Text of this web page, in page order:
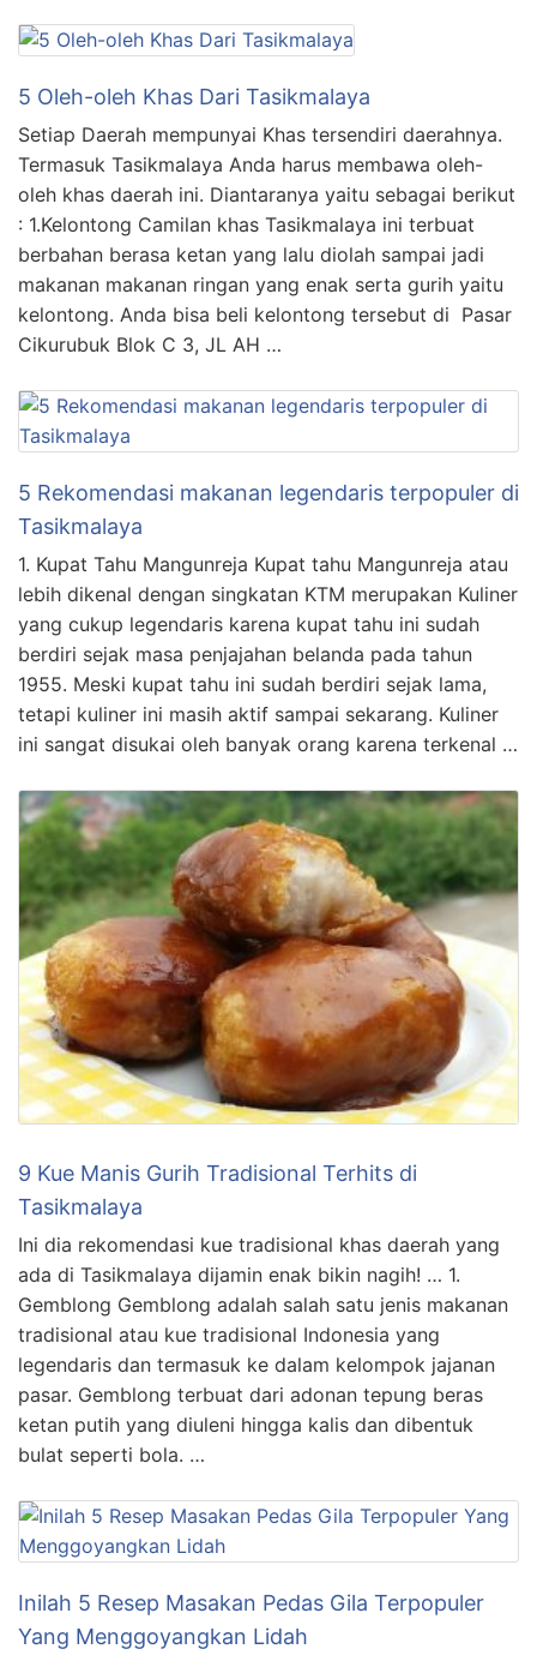
5 Oleh-oleh Khas Dari Tasikmalaya
Setiap Daerah mempunyai Khas tersendiri daerahnya.
Termasuk Tasikmalaya Anda harus membawa oleh-
oleh khas daerah ini. Diantaranya yaitu sebagai berikut
: 1.Kelontong Camilan khas Tasikmalaya ini terbuat
berbahan berasa ketan yang lalu diolah sampai jadi
makanan makanan ringan yang enak serta gurih yaitu
kelontong. Anda bisa beli kelontong tersebut di Pasar
Cikurubuk Blok C 3, JL AH …
5 Rekomendasi makanan legendaris terpopuler di
Tasikmalaya
1. Kupat Tahu Mangunreja Kupat tahu Mangunreja atau
lebih dikenal dengan singkatan KTM merupakan Kuliner
yang cukup legendaris karena kupat tahu ini sudah
berdiri sejak masa penjajahan belanda pada tahun
1955. Meski kupat tahu ini sudah berdiri sejak lama,
tetapi kuliner ini masih aktif sampai sekarang. Kuliner
ini sangat disukai oleh banyak orang karena terkenal …
9 Kue Manis Gurih Tradisional Terhits di
Tasikmalaya
Ini dia rekomendasi kue tradisional khas daerah yang
ada di Tasikmalaya dijamin enak bikin nagih! … 1.
Gemblong Gemblong adalah salah satu jenis makanan
tradisional atau kue tradisional Indonesia yang
legendaris dan termasuk ke dalam kelompok jajanan
pasar. Gemblong terbuat dari adonan tepung beras
ketan putih yang diuleni hingga kalis dan dibentuk
bulat seperti bola. …
Inilah 5 Resep Masakan Pedas Gila Terpopuler
Yang Menggoyangkan Lidah